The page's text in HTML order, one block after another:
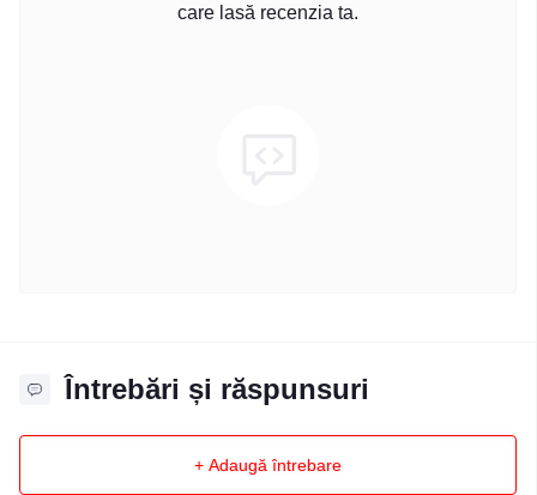
care lasă recenzia ta.
Întrebări și răspunsuri
+ Adaugă întrebare